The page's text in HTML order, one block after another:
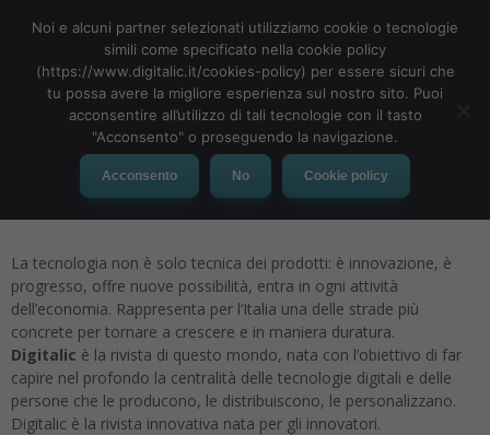
MENU
Chi siamo
La tecnologia non è solo tecnica dei prodotti: è innovazione, è
progresso, offre nuove possibilità, entra in ogni attività
dell’economia. Rappresenta per l’Italia una delle strade più
concrete per tornare a crescere e in maniera duratura.
Digitalic è la rivista di questo mondo, nata con l’obiettivo di far
capire nel profondo la centralità delle tecnologie digitali e delle
persone che le producono, le distribuiscono, le personalizzano.
Digitalic è la rivista innovativa nata per gli innovatori.
Noi e alcuni partner selezionati utilizziamo cookie o tecnologie
simili come specificato nella cookie policy
(https://www.digitalic.it/cookies-policy) per essere sicuri che
tu possa avere la migliore esperienza sul nostro sito. Puoi
acconsentire all’utilizzo di tali tecnologie con il tasto
"Acconsento" o proseguendo la navigazione.
Acconsento No Cookie policy